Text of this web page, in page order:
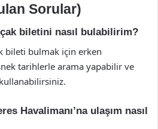
Sorular)
biletini nasıl bulabilirim?
bileti bulmak için erken
tarihlerle arama yapabilir ve
Havalimanı’na ulaşım nasıl